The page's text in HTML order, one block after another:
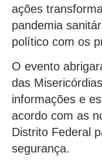
ações
pandemia
político com os
O evento
das
informações e
acordo com as
Distrito Federal
segurança.